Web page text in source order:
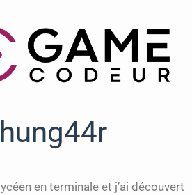
en terminale et j’ai découvert